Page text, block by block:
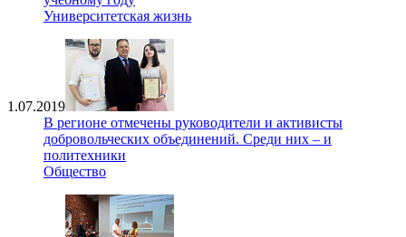
Университетская жизнь
1.07.2019
В регионе отмечены руководители и активисты
добровольческих объединений. Среди них – и
политехники
Общество